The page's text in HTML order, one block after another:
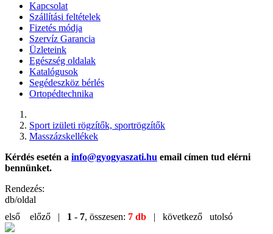
Kapcsolat
Szállítási feltételek
Fizetés módja
Szervíz Garancia
Üzleteink
Egészség oldalak
Katalógusok
Segédeszköz bérlés
Ortopédtechnika
Sport izületi rögzítők, sportrögzítők
Masszázskellékek
Kérdés esetén a info@gyogyaszati.hu email címen tud elérni
bennünket.
Rendezés:
db/oldal
első előző | 1 - 7, összesen: 7 db | következő utolsó